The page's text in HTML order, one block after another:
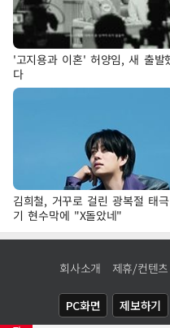
'고지용과 이혼' 허양임, 새 출발
다
김희철, 거꾸로 걸린 광복절 태극
기 현수막에 "X돌았네"
회사소개 제휴/컨텐
PC화면 제보하기